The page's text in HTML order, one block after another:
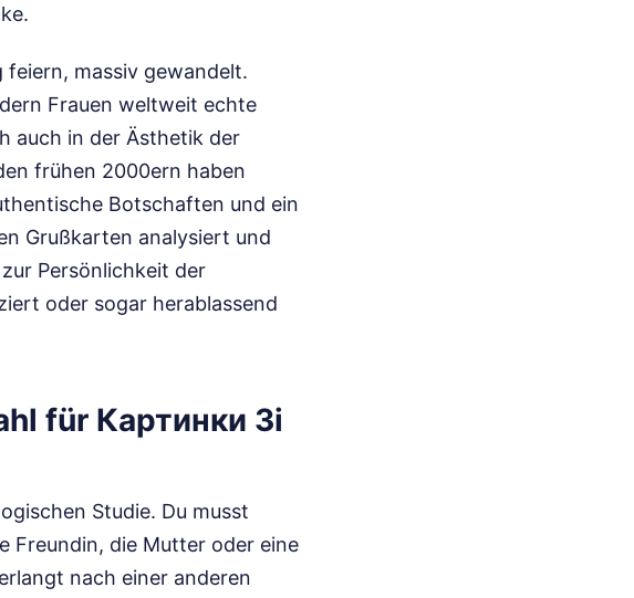
massiv gewandelt.
Frauen weltweit echte
auch in der Ästhetik der
frühen 2000ern haben
Botschaften und ein
Grußkarten analysiert und
Persönlichkeit der
oder sogar herablassend
für Картинки Зі
Studie. Du musst
Freundin, die Mutter oder eine
nach einer anderen